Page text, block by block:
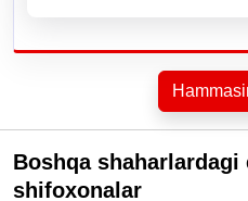
Boshqa shaharlardagi
shifoxonalar